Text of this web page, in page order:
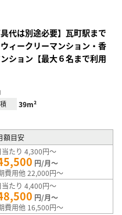
代は別途必要】瓦町駅まで
ィークリーマンション・香
ション【最大６名まで利用
39m²
額目安
当たり 4,300円～
円/月～
費用他 22,000円～
当たり 4,400円～
円/月～
費用他 16,500円～